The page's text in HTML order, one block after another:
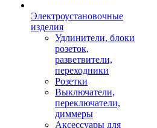
Электроустановочные
изделия
Удлинители, блоки
розеток,
разветвители,
переходники
Розетки
Выключатели,
переключатели,
диммеры
Аксессуары для